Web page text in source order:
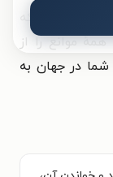
هر چیزی که
موانع را از
در جهان به